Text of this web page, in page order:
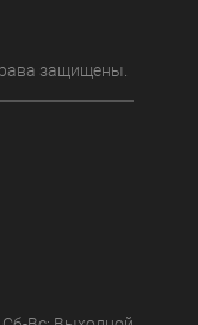
защищены.